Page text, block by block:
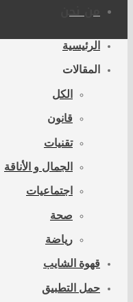
من نحن
الرئيسية
المقالات
الكل
قانون
تقنيات
الجمال و الأناقة
اجتماعيات
صحة
رياضة
قهوة الشايب
حمل التطبيق